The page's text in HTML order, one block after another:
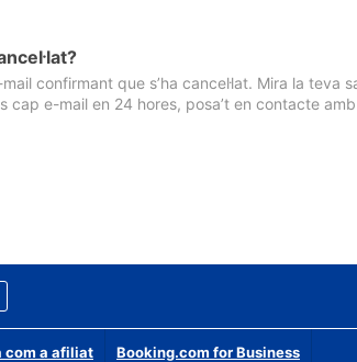
confirmant que s’ha cancel·lat. Mira la teva
e-mail en 24 hores, posa’t en contacte amb
com a afiliat Booking.com for Business